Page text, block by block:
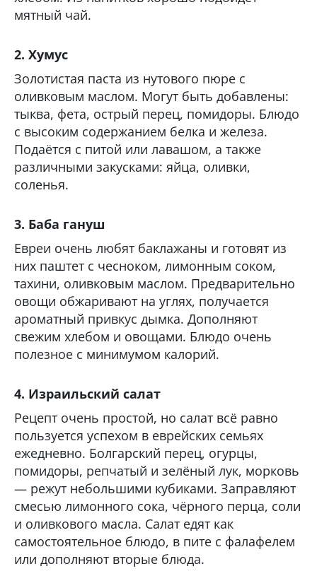
мятный чай.
2. Хумус
Золотистая паста из нутового пюре с
оливковым маслом. Могут быть добавлены:
тыква, фета, острый перец, помидоры. Блюдо
с высоким содержанием белка и железа.
Подаётся с питой или лавашом, а также
различными закусками: яйца, оливки,
соленья.
3. Баба гануш
Евреи очень любят баклажаны и готовят из
них паштет с чесноком, лимонным соком,
тахини, оливковым маслом. Предварительно
овощи обжаривают на углях, получается
ароматный привкус дымка. Дополняют
свежим хлебом и овощами. Блюдо очень
полезное с минимумом калорий.
4. Израильский салат
Рецепт очень простой, но салат всё равно
пользуется успехом в еврейских семьях
ежедневно. Болгарский перец, огурцы,
помидоры, репчатый и зелёный лук, морковь
— режут небольшими кубиками. Заправляют
смесью лимонного сока, чёрного перца, соли
и оливкового масла. Салат едят как
самостоятельное блюдо, в пите с фалафелем
или дополняют вторые блюда.